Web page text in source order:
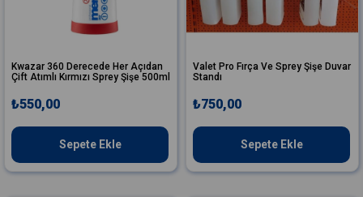
Kwazar 360 Derecede Her Açıdan
Çift Atımlı Kırmızı Sprey Şişe 500ml
₺550,00
Sepete Ekle
Valet Pro Fırça Ve Sprey Şişe Duvar
Standı
₺750,00
Sepete Ekle